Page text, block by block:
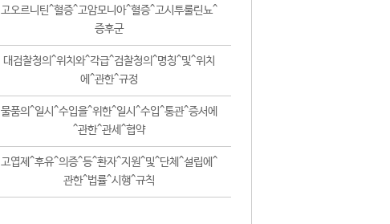
고오르니틴^혈증^고암모니아^혈증^고시투룰린뇨^
증후군
대검찰청의^위치와^각급^검찰청의^명칭^및^위치
에^관한^규정
물품의^일시^수입을^위한^일시^수입^통관^증서에
^관한^관세^협약
고엽제^후유^의증^등^환자^지원^및^단체^설립에^
관한^법률^시행^규칙